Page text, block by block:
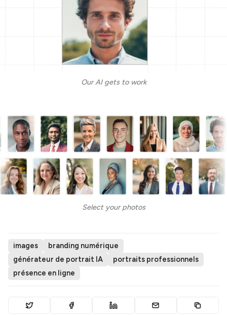
Our AI gets to work
Select your photos
images
branding numérique
générateur de portrait IA
portraits professionnels
présence en ligne